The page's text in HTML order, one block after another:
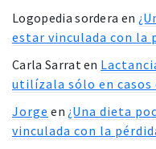
Logopedia sordera en
estar vinculada con la
Carla Sarraten
utilízala sólo en casos
Jorge en ¿Una dieta
vinculada con la